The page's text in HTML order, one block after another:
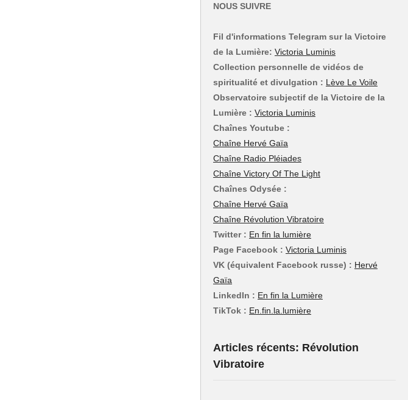
NOUS SUIVRE
Fil d'informations Telegram sur la Victoire
de la Lumière: Victoria Luminis
Collection personnelle de vidéos de
spiritualité et divulgation : Lève Le Voile
Observatoire subjectif de la Victoire de la
Lumière : Victoria Luminis
Chaînes Youtube :
Chaîne Hervé Gaïa
Chaîne Radio Pléiades
Chaîne Victory Of The Light
Chaînes Odysée :
Chaîne Hervé Gaïa
Chaîne Révolution Vibratoire
Twitter : En fin la lumière
Page Facebook : Victoria Luminis
VK (équivalent Facebook russe) : Hervé
Gaïa
LinkedIn : En fin la Lumière
TikTok : En.fin.la.lumière
Articles récents: Révolution
Vibratoire